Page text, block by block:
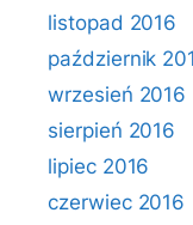
listopad 2016
październik
wrzesień 2016
sierpień 2016
lipiec 2016
czerwiec 2016